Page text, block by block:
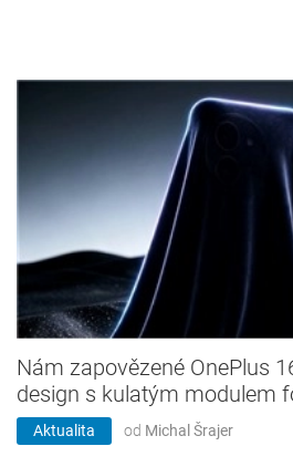
Nám zapovězené OnePlus
design s kulatým modulem
Aktualita od Michal Šrajer